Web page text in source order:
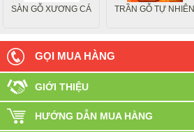
SÀN GỖ XƯƠNG CÁ TRẦN GỖ TỰ NHIÊN
GỌI MUA HÀNG
GIỚI THIỆU
HƯỚNG DẪN MUA HÀNG